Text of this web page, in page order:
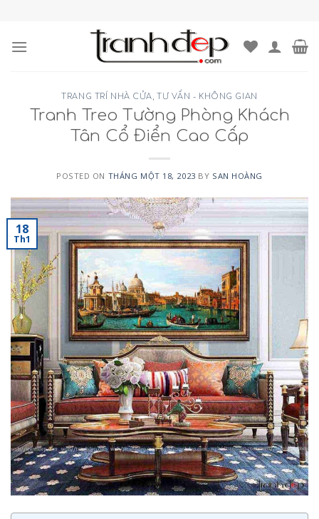
content
TRANG TRÍ NHÀ CỬA, TƯ VẤN - KHÔNG GIAN
Tranh Treo Tường Phòng Khách
Tân Cổ Điển Cao Cấp
POSTED ON THÁNG MỘT 18, 2023 BY SAN HOÀNG
18
Th1